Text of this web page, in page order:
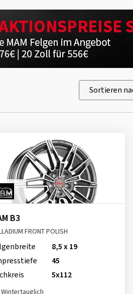
B3
FRONT POLISH
8,5 x 19
45
5x112
Wintertauglich